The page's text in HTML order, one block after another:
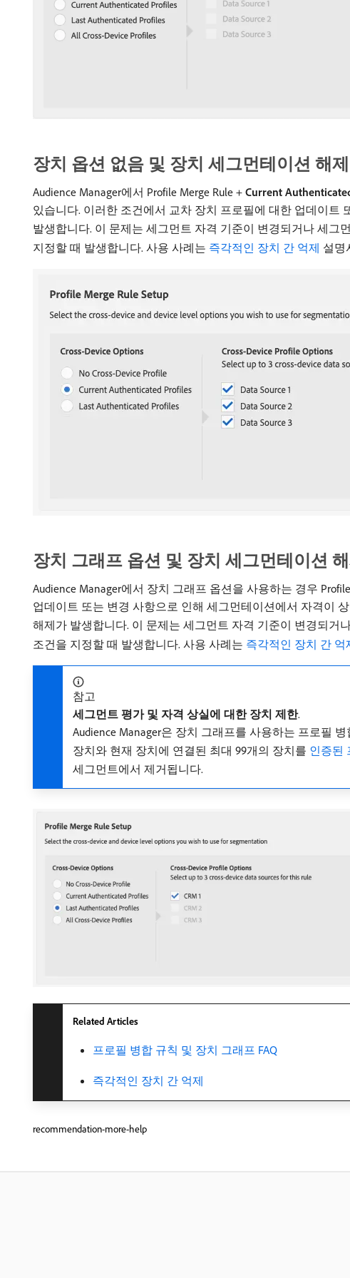
장치 옵션 없음 및 장치 세그먼테이션 해제
Audience Manager에서 Profile Merge Rule + Current
있습니다. 이러한 조건에서 교차 장치 프로필에 대한 업데이트
발생합니다. 이 문제는 세그먼트 자격 기준이 변경되거나 세
지정할 때 발생합니다. 사용 사례는 즉각적인 장치 간 억제 설명
장치 그래프 옵션 및 장치 세그먼테이션
Audience Manager에서 장치 그래프 옵션을 사용하는 경우
업데이트 또는 변경 사항으로 인해 세그먼테이션에서 자격이
해제가 발생합니다. 이 문제는 세그먼트 자격 기준이 변경되거
조건을 지정할 때 발생합니다. 사용 사례는 즉각적인 장치 간 억
참고
세그먼트 평가 및 자격 상실에 대한 장치 제한.
Audience Manager은 장치 그래프를 사용하는 프로필
장치와 현재 장치에 연결된 최대 99개의 장치를 인증된
세그먼트에서 제거됩니다.
Related Articles
프로필 병합 규칙 및 장치 그래프 FAQ
즉각적인 장치 간 억제
recommendation-more-help